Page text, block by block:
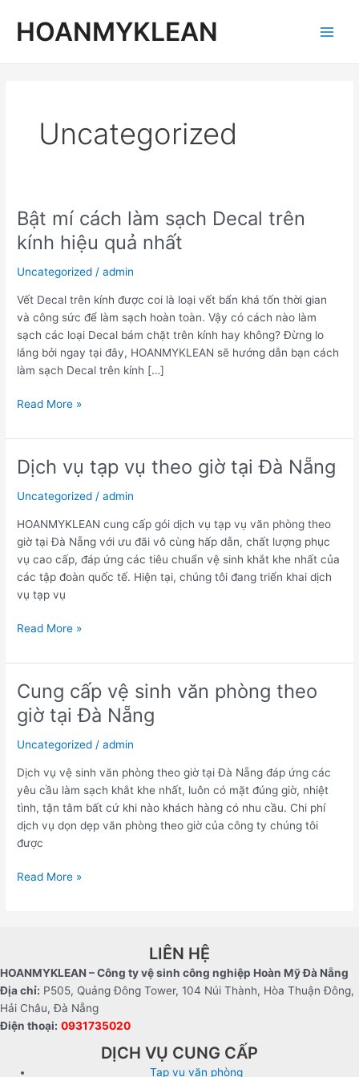
contentHOANMYKLEAN
Uncategorized
Bật mí cách làm sạch Decal trên
kính hiệu quả nhất
Uncategorized /admin
Vết Decal trên kính được coi là loại vết bẩn khá tốn thời gian
và công sức để làm sạch hoàn toàn. Vậy có cách nào làm
sạch các loại Decal bám chặt trên kính hay không? Đừng lo
lắng bởi ngay tại đây, HOANMYKLEAN sẽ hướng dẫn bạn cách
làm sạch Decal trên kính […]
Bật
mí
cách
làm
Decal
trên
kính
hiệu
quả
Read More »
Dịch vụ tạp vụ theo giờ tại Đà Nẵng
Uncategorized /admin
HOANMYKLEAN cung cấp gói dịch vụ tạp vụ văn phòng theo
giờ tại Đà Nẵng với ưu đãi vô cùng hấp dẫn, chất lượng phục
vụ cao cấp, đáp ứng các tiêu chuẩn vệ sinh khắt khe nhất của
các tập đoàn quốc tế. Hiện tại, chúng tôi đang triển khai dịch
vụ tạp vụ
Dịch
tạp
giờ
tại
Nẵng
Read More »
Cung cấp vệ sinh văn phòng theo
giờ tại Đà Nẵng
Uncategorized /admin
Dịch vụ vệ sinh văn phòng theo giờ tại Đà Nẵng đáp ứng các
yêu cầu làm sạch khắt khe nhất, luôn có mặt đúng giờ, nhiệt
tình, tận tâm bất cứ khi nào khách hàng có nhu cầu. Chi phí
dịch vụ dọn dẹp văn phòng theo giờ của công ty chúng tôi
được
Cung
cấp
vệ
sinh
phòng
theo
giờ
tại
Đà
Read More »
LIÊN HỆ
HOANMYKLEAN – Công ty vệ sinh công nghiệp Hoàn Mỹ Đà Nẵng
Địa chỉ: P505, Quảng Đông Tower, 104 Núi Thành, Hòa Thuận Đông,
Hải Châu, Đà Nẵng
Điện thoại: 0931735020
DỊCH VỤ CUNG CẤP
Tạp vụ văn phòng